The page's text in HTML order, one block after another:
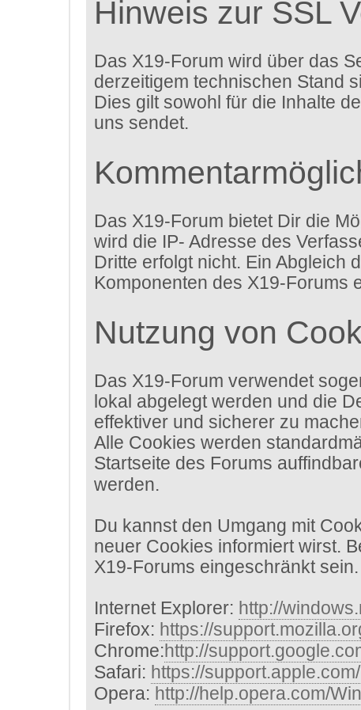
Hinweis zur SSL
Das X19-Forum wird über das
derzeitigem technischen Stand
Dies gilt sowohl für die Inhalte
uns sendet.
Das X19-Forum bietet Dir die
wird die IP- Adresse des
Dritte erfolgt nicht. Ein Abgleich
Komponenten des X19-Forums
Nutzung von
Das X19-Forum verwendet
lokal abgelegt werden und die
effektiver und sicherer zu
Alle Cookies werden
Startseite des Forums
werden.
Du kannst den Umgang mit
neuer Cookies informiert wirst.
X19-Forums eingeschränkt sein.
Internet Explorer: http://
Firefox: https://
Chrome:http://
Safari: https://
Opera: http://help.opera.com/